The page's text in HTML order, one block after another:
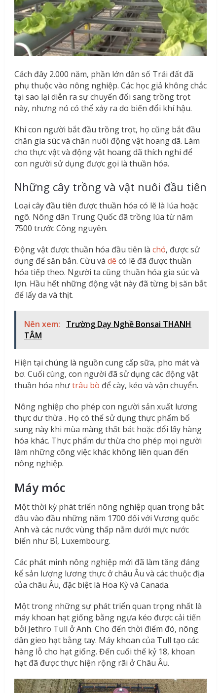
Cách đây 2.000 năm, phần lớn dân số Trái đất đã
phụ thuộc vào nông nghiệp. Các học giả không chắc
tại sao lại diễn ra sự chuyển đổi sang trồng trọt
này, nhưng nó có thể xảy ra do biến đổi khí hậu.
Khi con người bắt đầu trồng trọt, họ cũng bắt đầu
chăn gia súc và chăn nuôi động vật hoang dã. Làm
cho thực vật và động vật hoang dã thích nghi để
con người sử dụng được gọi là thuần hóa.
Những cây trồng và vật nuôi đầu tiên
Loại cây đầu tiên được thuần hóa có lẽ là lúa hoặc
ngô. Nông dân Trung Quốc đã trồng lúa từ năm
7500 trước Công nguyên.
Động vật được thuần hóa đầu tiên là chó, được sử
dụng để săn bắn. Cừu và dê có lẽ đã được thuần
hóa tiếp theo. Người ta cũng thuần hóa gia súc và
lợn. Hầu hết những động vật này đã từng bị săn bắt
để lấy da và thịt.
Nên xem:
Trường Dạy Nghề Bonsai THANH
TÂM
Hiện tại chúng là nguồn cung cấp sữa, pho mát và
bơ. Cuối cùng, con người đã sử dụng các động vật
thuần hóa nhưtrâu bò để cày, kéo và vận chuyển.
Nông nghiệp cho phép con người sản xuất lương
thực dư thừa . Họ có thể sử dụng thực phẩm bổ
sung này khi mùa màng thất bát hoặc đổi lấy hàng
hóa khác. Thực phẩm dư thừa cho phép mọi người
làm những công việc khác không liên quan đến
nông nghiệp.
Máy móc
Một thời kỳ phát triển nông nghiệp quan trọng bắt
đầu vào đầu những năm 1700 đối với Vương quốc
Anh và các nước vùng thấp nằm dưới mực nước
biển như Bỉ, Luxembourg.
Các phát minh nông nghiệp mới đã làm tăng đáng
kể sản lượng lương thực ở châu Âu và các thuộc địa
của châu Âu, đặc biệt là Hoa Kỳ và Canada.
Một trong những sự phát triển quan trọng nhất là
máy khoan hạt giống bằng ngựa kéo được cải tiến
bởi Jethro Tull ở Anh. Cho đến thời điểm đó, nông
dân gieo hạt bằng tay. Máy khoan của Tull tạo các
hàng lỗ cho hạt giống. Đến cuối thế kỷ 18, khoan
hạt đã được thực hiện rộng rãi ở Châu Âu.